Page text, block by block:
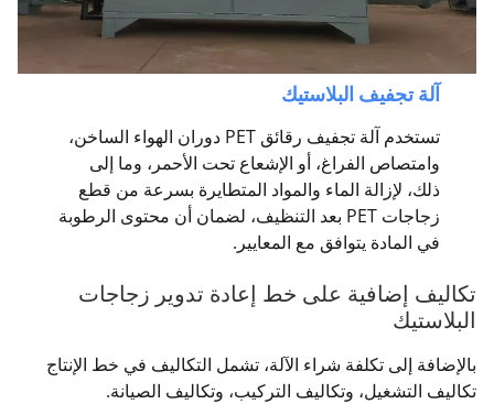
آلة تجفيف البلاستيك
تستخدم آلة تجفيف رقائق PET دوران الهواء الساخن،
وامتصاص الفراغ، أو الإشعاع تحت الأحمر، وما إلى
ذلك، لإزالة الماء والمواد المتطايرة بسرعة من قطع
زجاجات PET بعد التنظيف، لضمان أن محتوى الرطوبة
في المادة يتوافق مع المعايير.
تكاليف إضافية على خط إعادة تدوير زجاجات
البلاستيك
بالإضافة إلى تكلفة شراء الآلة، تشمل التكاليف في خط الإنتاج
تكاليف التشغيل، وتكاليف التركيب، وتكاليف الصيانة.